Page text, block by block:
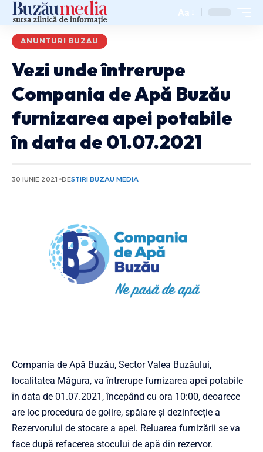
Aa
ANUNTURI BUZAU
Vezi unde întrerupe
Compania de Apă Buzău
furnizarea apei potabile
în data de 01.07.2021
30 IUNIE 2021 DESTIRI BUZAU MEDIA
Compania de Apă Buzău, Sector Valea Buzăului,
localitatea Măgura, va întrerupe furnizarea apei potabile
în data de 01.07.2021, începând cu ora 10:00, deoarece
are loc procedura de golire, spălare și dezinfecție a
Rezervorului de stocare a apei. Reluarea furnizării se va
face după refacerea stocului de apă din rezervor.